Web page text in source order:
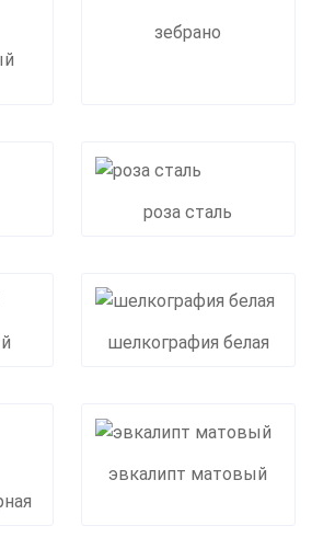
зебрано
роза сталь
шелкография белая
эвкалипт матовый